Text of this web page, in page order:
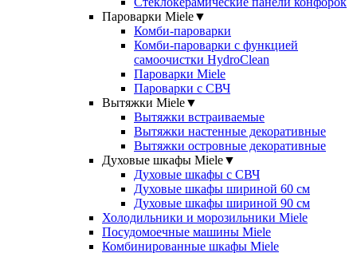
Пароварки Miele▼
Комби-пароварки
Комби-пароварки с функцией
самоочистки HydroClean
Пароварки Miele
Пароварки с СВЧ
Вытяжки Miele▼
Вытяжки встраиваемые
Вытяжки настенные декоративные
Вытяжки островные декоративные
Духовые шкафы Miele▼
Духовые шкафы с СВЧ
Духовые шкафы шириной 60 см
Духовые шкафы шириной 90 см
Холодильники и морозильники Miele
Посудомоечные машины Miele
Комбинированные шкафы Miele